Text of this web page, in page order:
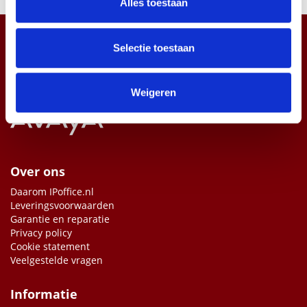
partners voor social media, adverteren en analyse. Deze
partners kunnen deze gegevens combineren met andere
Alles toestaan
Selectie toestaan
Weigeren
Over ons
Daarom IPoffice.nl
Leveringsvoorwaarden
Garantie en reparatie
Privacy policy
Cookie statement
Veelgestelde vragen
Informatie